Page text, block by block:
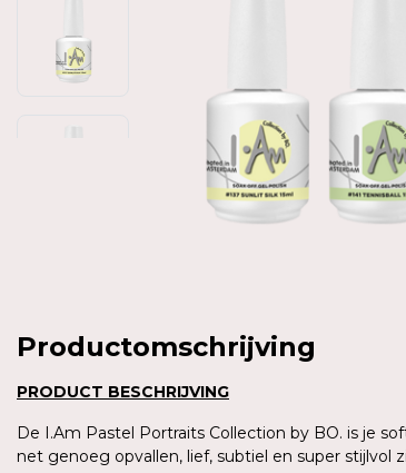
Productomschrijving
PRODUCT BESCHRIJVING
De I.Am Pastel Portraits Collection by BO. is je
net genoeg opvallen, lief, subtiel en super stijlvol